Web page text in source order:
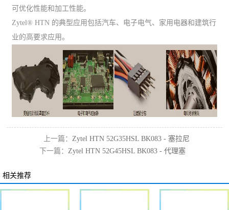
可优化性能和加工性能。
Zytel® HTN 的典型应用包括汽车、电子电气、家用电器和建筑行
业的高要求应用。
上一篇： Zytel HTN 52G35HSL BK083 - 塞拉尼
斯ppa黑色胶料代理
下一篇： Zytel HTN 52G45HSL BK083 - 代理塞
相关推荐